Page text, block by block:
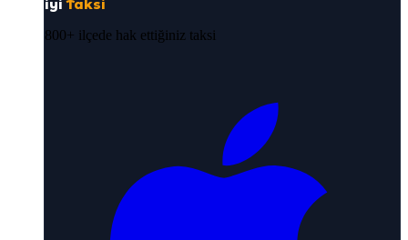
iyi Taksi
800+ ilçede hak ettiğiniz taksi